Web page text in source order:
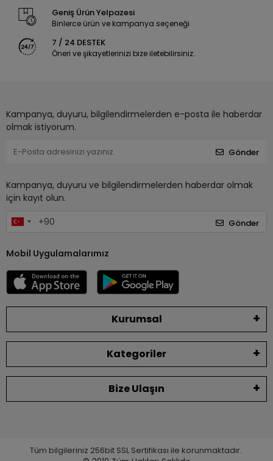
Geniş Ürün Yelpazesi
Binlerce ürün ve kampanya seçeneği
7 / 24 DESTEK
Öneri ve şikayetlerinizi bize iletebilirsiniz.
Kampanya, duyuru, bilgilendirmelerden e-posta ile haberdar
olmak istiyorum.
Gönder
Kampanya, duyuru ve bilgilendirmelerden haberdar olmak
için kayıt olun.
Gönder
Mobil Uygulamalarımız
Kurumsal
Kategoriler
Bize Ulaşın
Tüm bilgileriniz 256bit SSL Sertifikası ile korunmaktadır.